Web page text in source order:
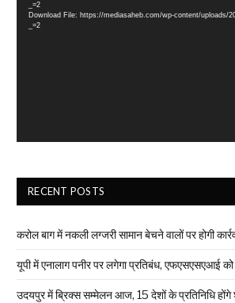
_=2
Download File: https://mediasaheb.com/wp-content/uploads/
_=2
RECENT POSTS
करोल बाग में नकली लग्जरी सामान बेचने वालों पर होगी
यूपी में एनालाग पनीर पर लगेगा प्रतिबंध, एफएसएसएआई
उदयपुर में ब्रिक्स सम्मेलन आज, 15 देशों के प्रतिनिधि होंगे